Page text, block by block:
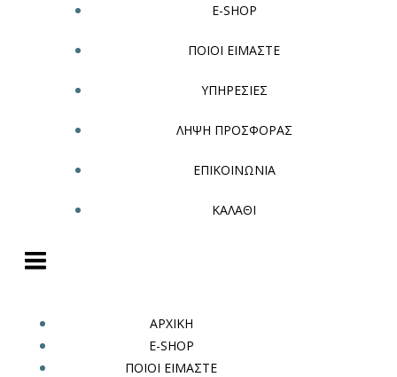
E-SHOP
ΠΟΙΟΙ ΕΙΜΑΣΤΕ
ΥΠΗΡΕΣΙΕΣ
ΛΗΨΗ ΠΡΟΣΦΟΡΑΣ
ΕΠΙΚΟΙΝΩΝΙΑ
ΚΑΛΑΘΙ
ΑΡΧΙΚΗ
E-SHOP
ΠΟΙΟΙ ΕΙΜΑΣΤΕ